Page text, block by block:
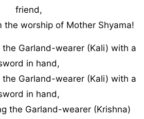
friend,
the worship of Mother Shyama!
Garland-wearer (Kali) with a
in hand,
Garland-wearer (Kali) with a
in hand,
the Garland-wearer (Krishna)